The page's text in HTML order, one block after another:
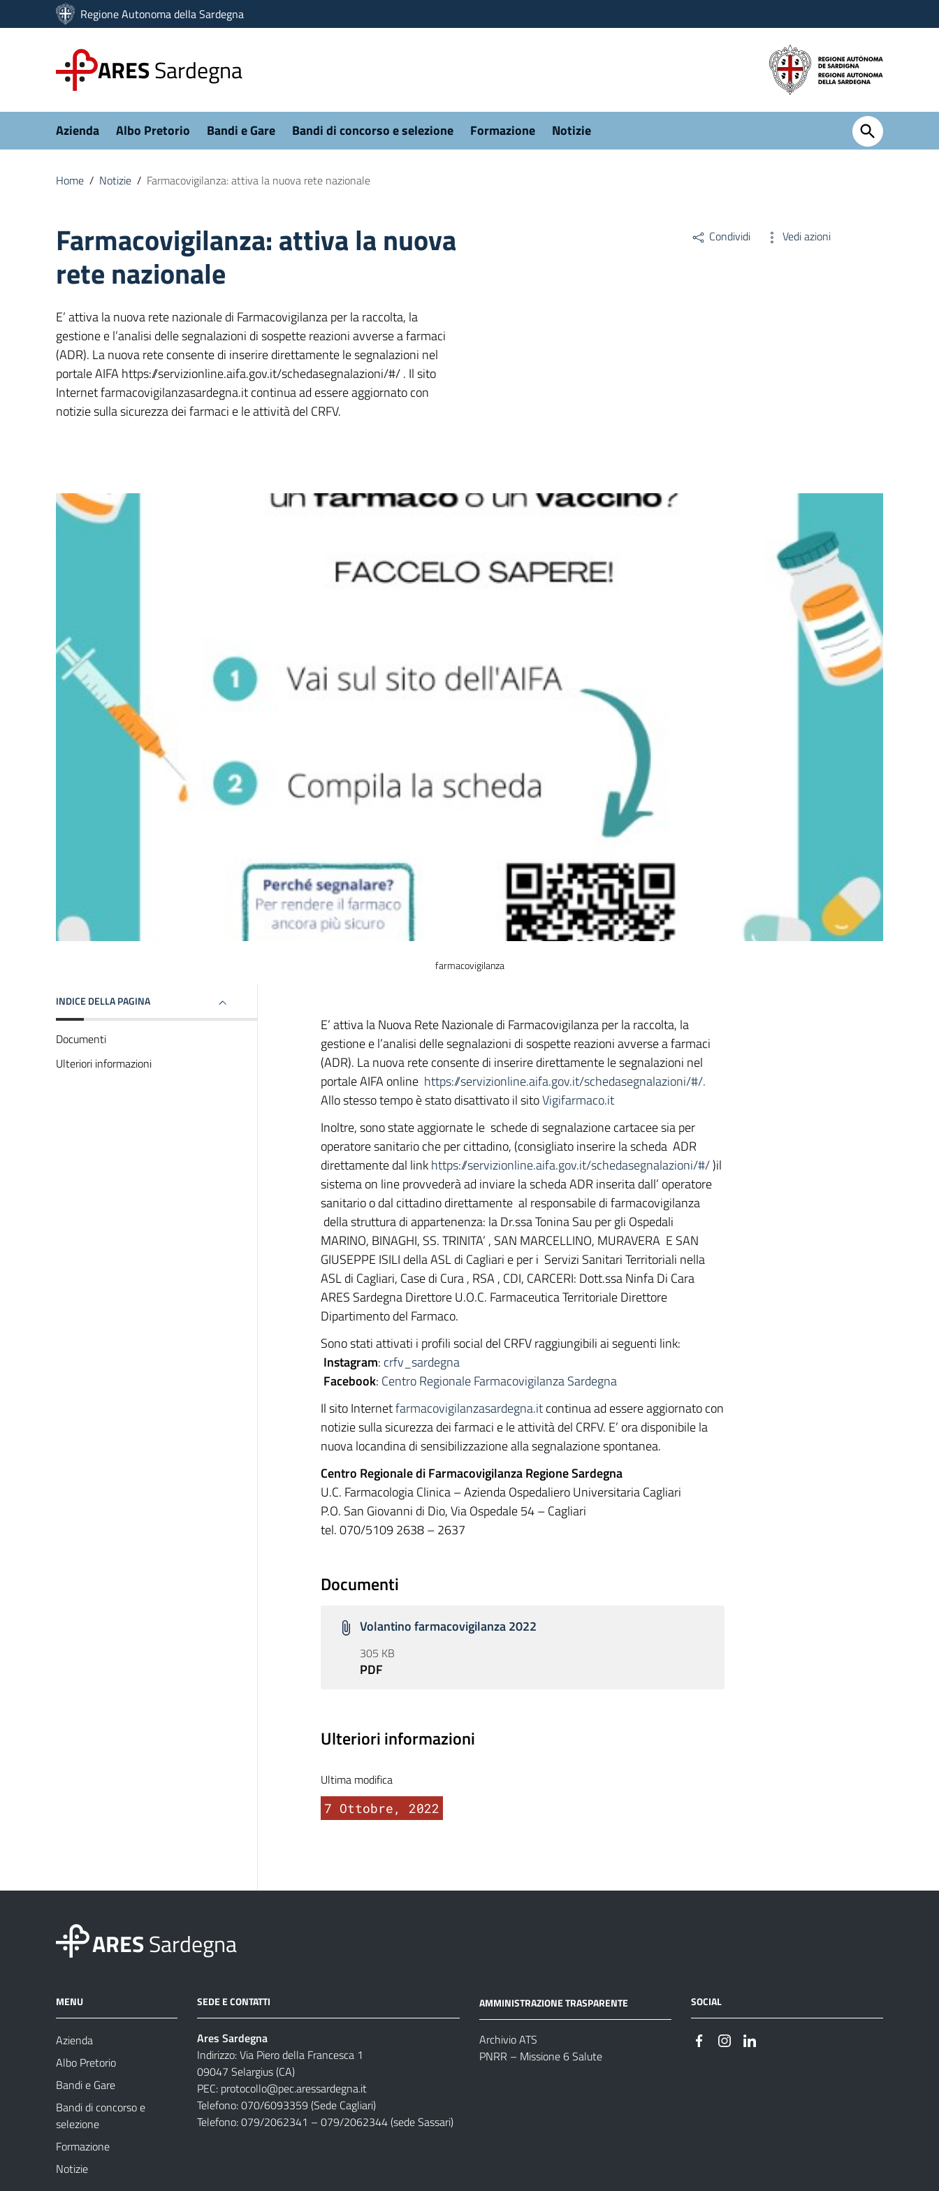
Vai ai contenuti
Vai al menu di navigazione
Vai al footer
Regione Autonoma della Sardegna
ARESSardegna
Submenu
Azienda Albo Pretorio Bandi e Gare Bandi di concorso e selezione Formazione Notizie
Home / Notizie / Farmacovigilanza: attiva la nuova rete nazionale
Farmacovigilanza: attiva la nuova
rete nazionale
E’ attiva la nuova rete nazionale di Farmacovigilanza per la raccolta, la
gestione e l’analisi delle segnalazioni di sospette reazioni avverse a farmaci
(ADR). La nuova rete consente di inserire direttamente le segnalazioni nel
portale AIFA https://servizionline.aifa.gov.it/schedasegnalazioni/#/ . Il sito
Internet farmacovigilanzasardegna.it continua ad essere aggiornato con
notizie sulla sicurezza dei farmaci e le attività del CRFV.
Condividi Vedi azioni
farmacovigilanza
INDICE DELLA PAGINA
Documenti
Ulteriori informazioni
E’ attiva la Nuova Rete Nazionale di Farmacovigilanza per la raccolta, la
gestione e l’analisi delle segnalazioni di sospette reazioni avverse a farmaci
(ADR). La nuova rete consente di inserire direttamente le segnalazioni nel
portale AIFA online https://servizionline.aifa.gov.it/schedasegnalazioni/#/.
Allo stesso tempo è stato disattivato il sitoVigifarmaco.it
Inoltre, sono state aggiornate le schede di segnalazione cartacee sia per
operatore sanitario che per cittadino, (consigliato inserire la scheda ADR
direttamente dal linkhttps://servizionline.aifa.gov.it/schedasegnalazioni/#/)il
sistema on line provvederà ad inviare la scheda ADR inserita dall’ operatore
sanitario o dal cittadino direttamente al responsabile di farmacovigilanza
della struttura di appartenenza: la Dr.ssa Tonina Sau per gli Ospedali
MARINO, BINAGHI, SS. TRINITA’ , SAN MARCELLINO, MURAVERA E SAN
GIUSEPPE ISILI della ASL di Cagliari e per i Servizi Sanitari Territoriali nella
ASL di Cagliari, Case di Cura , RSA , CDI, CARCERI: Dott.ssa Ninfa Di Cara
ARES Sardegna Direttore U.O.C. Farmaceutica Territoriale Direttore
Dipartimento del Farmaco.
Sono stati attivati i profili social del CRFV raggiungibili ai seguenti link:
Instagram: crfv_sardegna
Facebook: Centro Regionale Farmacovigilanza Sardegna
Il sito Internetfarmacovigilanzasardegna.itcontinua ad essere aggiornato con
notizie sulla sicurezza dei farmaci e le attività del CRFV. E’ ora disponibile la
nuova locandina di sensibilizzazione alla segnalazione spontanea.
Centro Regionale di Farmacovigilanza Regione Sardegna
U.C. Farmacologia Clinica – Azienda Ospedaliero Universitaria Cagliari
P.O. San Giovanni di Dio, Via Ospedale 54 – Cagliari
tel. 070/5109 2638 – 2637
Documenti
Volantino farmacovigilanza 2022
305 KB
PDF
Ulteriori informazioni
Ultima modifica
7 Ottobre, 2022
ARESSardegna
MENU
Azienda
Albo Pretorio
Bandi e Gare
Bandi di concorso e
selezione
Formazione
Notizie
SEDE E CONTATTI
Ares Sardegna
Indirizzo: Via Piero della Francesca 1
09047 Selargius (CA)
PEC: protocollo@pec.aressardegna.it
Telefono: 070/6093359 (Sede Cagliari)
Telefono: 079/2062341 – 079/2062344 (sede Sassari)
AMMINISTRAZIONE TRASPARENTE
Archivio ATS
PNRR – Missione 6 Salute
SOCIAL